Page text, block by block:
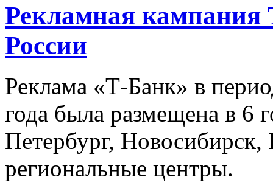
Рекламная кампания
России
Реклама «Т-Банк» в
года была размещена в 6
Петербург,
региональные центры.